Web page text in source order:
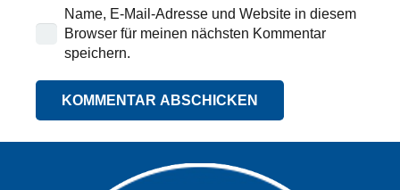
Name, E-Mail-Adresse und Website in diesem
Browser für meinen nächsten Kommentar
speichern.
KOMMENTAR ABSCHICKEN